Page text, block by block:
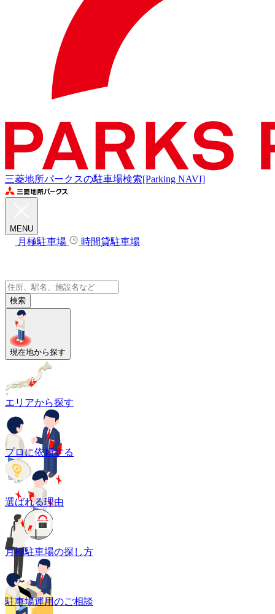
三菱地所パークスの駐車場検索[Parking NAVI]
MENU
月極駐車場 時間貸駐車場
検索
現在地から探す
エリアから探す
プロに依頼する
選ばれる理由
月極駐車場の探し方
駐車場運用のご相談